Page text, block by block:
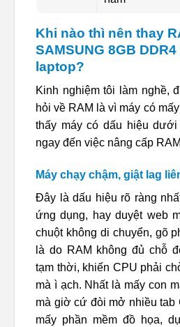
Khi nào thì nên thay
SAMSUNG 8GB
laptop?
Kinh nghiệm tôi làm nghề,
hỏi về RAM là vì máy có
thấy máy có dấu hiệu
ngay đến việc nâng cấp
Máy chạy chậm, giật lag
Đây là dấu hiệu rõ ràng
ứng dụng, hay duyệt web
chuột không di chuyển, gõ
là do RAM không đủ chỗ
tạm thời, khiến CPU phải
mà ì ạch. Nhất là mấy con
mà giờ cứ đòi mở nhiều tab
mấy phần mềm đồ họa,